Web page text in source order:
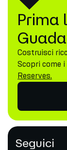
Prima
Costruisci
Scopri come
Reserves.
Seguici